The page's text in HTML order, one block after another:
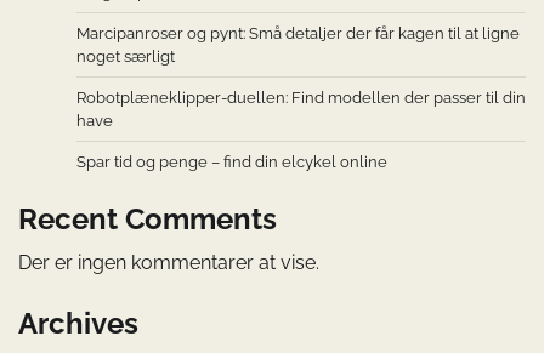
Marcipanroser og pynt: Små detaljer der får kagen til at ligne
noget særligt
Robotplæneklipper-duellen: Find modellen der passer til din
have
Spar tid og penge – find din elcykel online
Recent Comments
Der er ingen kommentarer at vise.
Archives